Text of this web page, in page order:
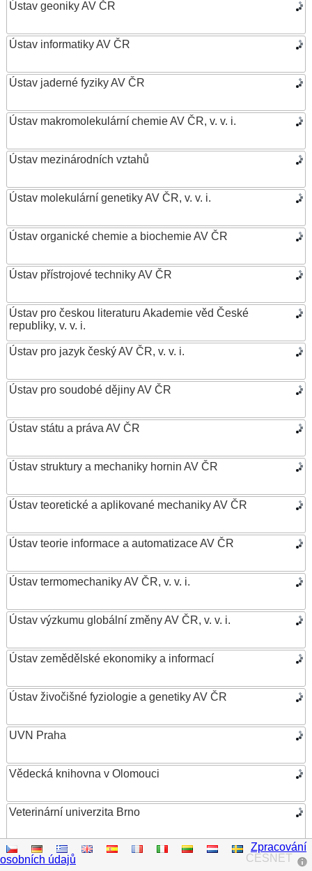
Ústav geoniky AV ČR
Ústav informatiky AV ČR
Ústav jaderné fyziky AV ČR
Ústav makromolekulární chemie AV ČR, v. v. i.
Ústav mezinárodních vztahů
Ústav molekulární genetiky AV ČR, v. v. i.
Ústav organické chemie a biochemie AV ČR
Ústav přístrojové techniky AV ČR
Ústav pro českou literaturu Akademie věd České
republiky, v. v. i.
Ústav pro jazyk český AV ČR, v. v. i.
Ústav pro soudobé dějiny AV ČR
Ústav státu a práva AV ČR
Ústav struktury a mechaniky hornin AV ČR
Ústav teoretické a aplikované mechaniky AV ČR
Ústav teorie informace a automatizace AV ČR
Ústav termomechaniky AV ČR, v. v. i.
Ústav výzkumu globální změny AV ČR, v. v. i.
Ústav zemědělské ekonomiky a informací
Ústav živočišné fyziologie a genetiky AV ČR
UVN Praha
Vědecká knihovna v Olomouci
Veterinární univerzita Brno
VŠB – Technická univerzita Ostrava
CESNET
Zpracování
osobních údajů